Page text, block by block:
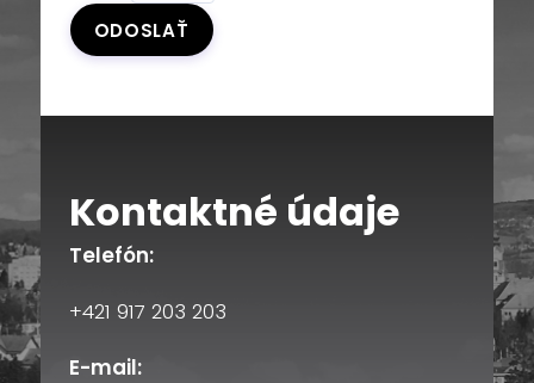
ODOSLAŤ
Kontaktné údaje
Telefón:
+421 917 203 203
E-mail: